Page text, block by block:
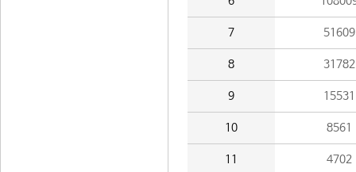
7 51609
8 31782
9 15531
10 8561
11 4702